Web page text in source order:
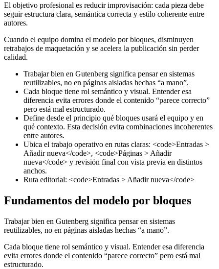
El objetivo profesional es reducir improvisación: cada pieza debe
seguir estructura clara, semántica correcta y estilo coherente entre
autores.
Cuando el equipo domina el modelo por bloques, disminuyen
retrabajos de maquetación y se acelera la publicación sin perder
calidad.
Trabajar bien en Gutenberg significa pensar en sistemas
reutilizables, no en páginas aisladas hechas “a mano”.
Cada bloque tiene rol semántico y visual. Entender esa
diferencia evita errores donde el contenido “parece correcto”
pero está mal estructurado.
Define desde el principio qué bloques usará el equipo y en
qué contexto. Esta decisión evita combinaciones incoherentes
entre autores.
Ubica el trabajo operativo en rutas claras: <code>Entradas >
Añadir nueva</code>, <code>Páginas > Añadir
nueva</code> y revisión final con vista previa en distintos
anchos.
Ruta editorial: <code>Entradas > Añadir nueva</code>
Fundamentos del modelo por bloques
Trabajar bien en Gutenberg significa pensar en sistemas
reutilizables, no en páginas aisladas hechas “a mano”.
Cada bloque tiene rol semántico y visual. Entender esa diferencia
evita errores donde el contenido “parece correcto” pero está mal
estructurado.